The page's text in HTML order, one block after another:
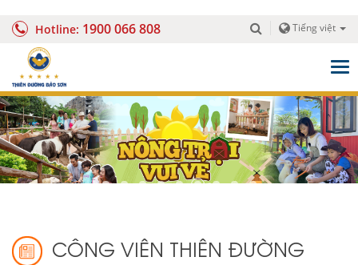
Hotline: 1900 066 808 Tiếng việt
CÔNG VIÊN THIÊN ĐƯỜNG